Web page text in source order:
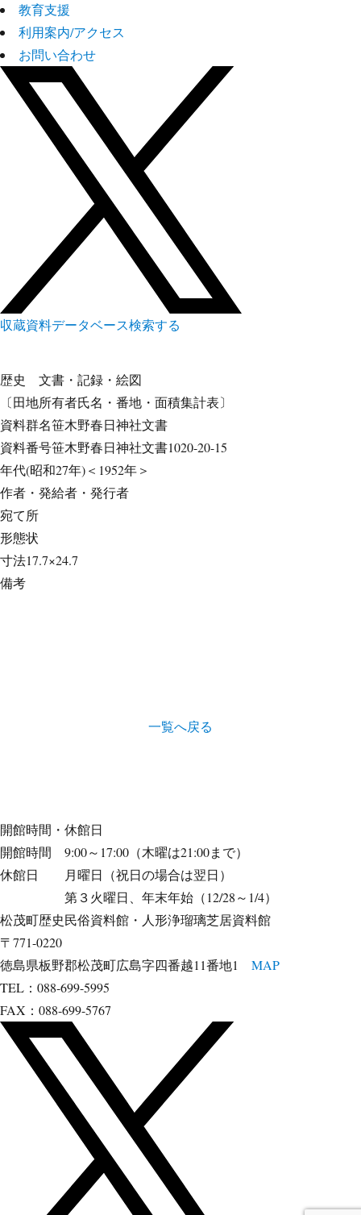
教育支援
利用案内/アクセス
お問い合わせ
収蔵資料データベース検索する
歴史 文書・記録・絵図
〔田地所有者氏名・番地・面積集計表〕
資料群名笹木野春日神社文書
資料番号笹木野春日神社文書1020-20-15
年代(昭和27年)＜1952年＞
作者・発給者・発行者
宛て所
形態状
寸法17.7×24.7
備考
一覧へ戻る
開館時間・休館日
開館時間 9:00～17:00（木曜は21:00まで）
休館日 月曜日（祝日の場合は翌日）
第３火曜日、年末年始（12/28～1/4）
松茂町歴史民俗資料館・人形浄瑠璃芝居資料館
〒771-0220
徳島県板野郡松茂町広島字四番越11番地1 MAP
TEL：088-699-5995
FAX：088-699-5767